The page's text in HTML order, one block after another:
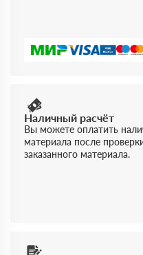
Наличный расчёт
Вы можете оплатить
материала после
заказанного материала.